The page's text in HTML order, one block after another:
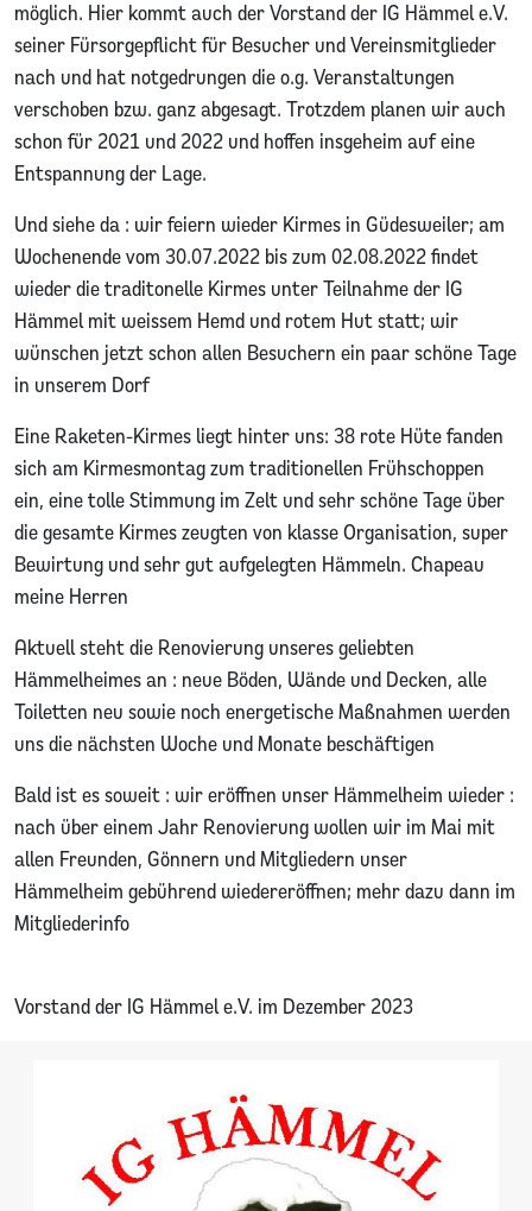
möglich. Hier kommt auch der Vorstand der IG Hämmel e.V.
seiner Fürsorgepflicht für Besucher und Vereinsmitglieder
nach und hat notgedrungen die o.g. Veranstaltungen
verschoben bzw. ganz abgesagt. Trotzdem planen wir auch
schon für 2021 und 2022 und hoffen insgeheim auf eine
Entspannung der Lage.
Und siehe da : wir feiern wieder Kirmes in Güdesweiler; am
Wochenende vom 30.07.2022 bis zum 02.08.2022 findet
wieder die traditonelle Kirmes unter Teilnahme der IG
Hämmel mit weissem Hemd und rotem Hut statt; wir
wünschen jetzt schon allen Besuchern ein paar schöne Tage
in unserem Dorf
Eine Raketen-Kirmes liegt hinter uns: 38 rote Hüte fanden
sich am Kirmesmontag zum traditionellen Frühschoppen
ein, eine tolle Stimmung im Zelt und sehr schöne Tage über
die gesamte Kirmes zeugten von klasse Organisation, super
Bewirtung und sehr gut aufgelegten Hämmeln. Chapeau
meine Herren
Aktuell steht die Renovierung unseres geliebten
Hämmelheimes an : neue Böden, Wände und Decken, alle
Toiletten neu sowie noch energetische Maßnahmen werden
uns die nächsten Woche und Monate beschäftigen
Bald ist es soweit : wir eröffnen unser Hämmelheim wieder :
nach über einem Jahr Renovierung wollen wir im Mai mit
allen Freunden, Gönnern und Mitgliedern unser
Hämmelheim gebührend wiedereröffnen; mehr dazu dann im
Mitgliederinfo
Vorstand der IG Hämmel e.V. im Dezember 2023